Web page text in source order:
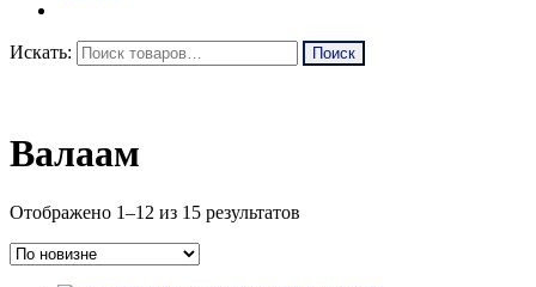
Искать:
Валаам
Отображено 1–12 из 15 результатов